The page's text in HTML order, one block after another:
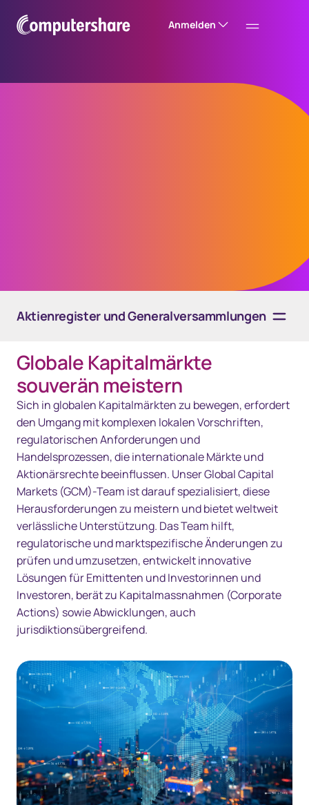
Anmelden
Aktienregister und Generalversammlungen
Übersicht
Lösungen
Technologie
Ressourcen
Kontakt
Globale Kapitalmärkte
souverän meistern
Sich in globalen Kapitalmärkten zu bewegen, erfordert
den Umgang mit komplexen lokalen Vorschriften,
regulatorischen Anforderungen und
Handelsprozessen, die internationale Märkte und
Aktionärsrechte beeinflussen. Unser Global Capital
Markets (GCM)-Team ist darauf spezialisiert, diese
Herausforderungen zu meistern und bietet weltweit
verlässliche Unterstützung. Das Team hilft,
regulatorische und marktspezifische Änderungen zu
prüfen und umzusetzen, entwickelt innovative
Lösungen für Emittenten und Investorinnen und
Investoren, berät zu Kapitalmassnahmen (Corporate
Actions) sowie Abwicklungen, auch
jurisdiktionsübergreifend.